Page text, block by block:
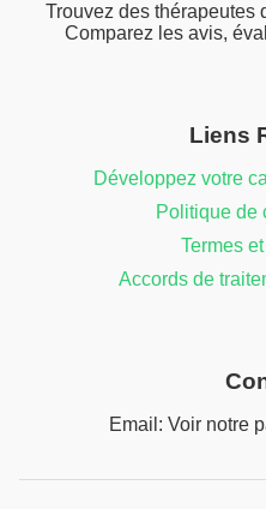
Trouvez des thérapeutes
Comparez les avis,
Liens
Développez votre
Politique de
Termes
Accords de
Email: Voir notre